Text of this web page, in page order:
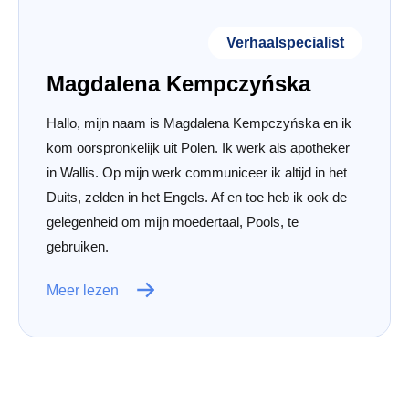
Verhaalspecialist
Magdalena Kempczyńska
Hallo, mijn naam is Magdalena Kempczyńska en ik
kom oorspronkelijk uit Polen. Ik werk als apotheker
in Wallis. Op mijn werk communiceer ik altijd in het
Duits, zelden in het Engels. Af en toe heb ik ook de
gelegenheid om mijn moedertaal, Pools, te
gebruiken.
Meer lezen